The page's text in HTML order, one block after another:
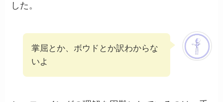
した。
掌屈とか、ボウドとか訳わからな
いよ